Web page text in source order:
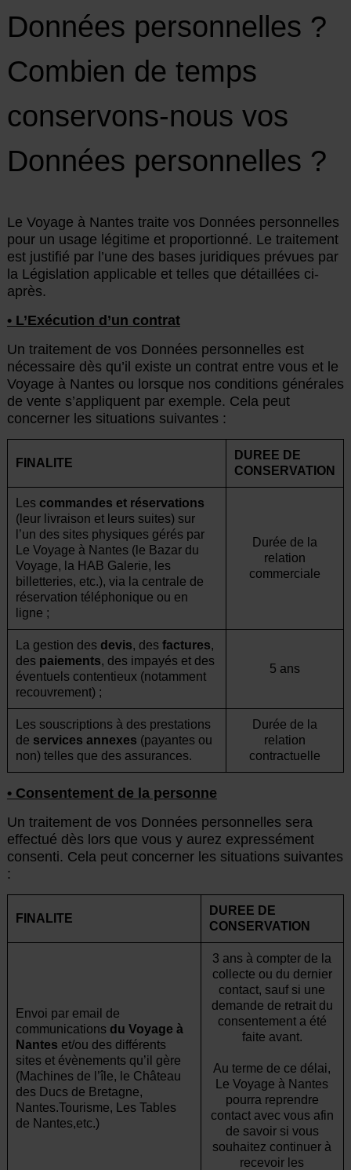
Données personnelles ?
Combien de temps
conservons-nous vos
Données personnelles ?
Le Voyage à Nantes traite vos Données personnelles
pour un usage légitime et proportionné. Le traitement
est justifié par l’une des bases juridiques prévues par
la Législation applicable et telles que détaillées ci-
après.
• L’Exécution d’un contrat
Un traitement de vos Données personnelles est
nécessaire dès qu’il existe un contrat entre vous et le
Voyage à Nantes ou lorsque nos conditions générales
de vente s’appliquent par exemple. Cela peut
concerner les situations suivantes :
FINALITE
DUREE DE
CONSERVATION
Les commandes et réservations
(leur livraison et leurs suites) sur
l’un des sites physiques gérés par
Le Voyage à Nantes (le Bazar du
Voyage, la HAB Galerie, les
billetteries, etc.), via la centrale de
réservation téléphonique ou en
ligne ;
Durée de la
relation
commerciale
La gestion des devis, des factures,
des paiements, des impayés et des
éventuels contentieux (notamment
recouvrement) ;
5 ans
Les souscriptions à des prestations
de services annexes (payantes ou
non) telles que des assurances.
Durée de la
relation
contractuelle
• Consentement de la personne
Un traitement de vos Données personnelles sera
effectué dès lors que vous y aurez expressément
consenti. Cela peut concerner les situations suivantes
:
FINALITE
DUREE DE
CONSERVATION
Envoi par email de
communications du Voyage à
Nantes et/ou des différents
sites et évènements qu’il gère
(Machines de l’île, le Château
des Ducs de Bretagne,
Nantes.Tourisme, Les Tables
de Nantes,etc.)
3 ans à compter de la
collecte ou du dernier
contact, sauf si une
demande de retrait du
consentement a été
faite avant.
Au terme de ce délai,
Le Voyage à Nantes
pourra reprendre
contact avec vous afin
de savoir si vous
souhaitez continuer à
recevoir les